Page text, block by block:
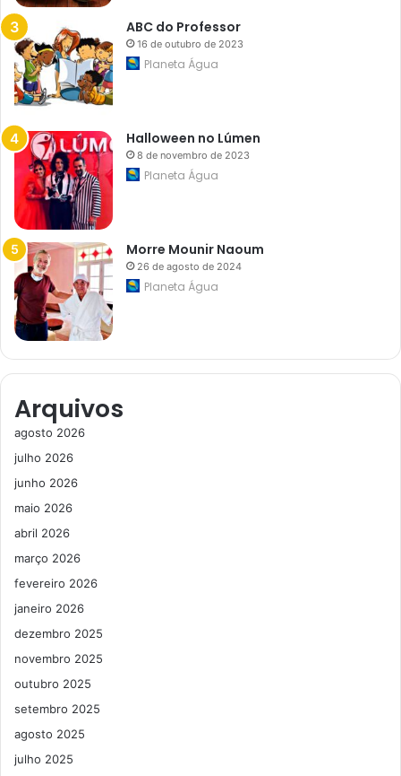
e
m
f
e
l
i
ABC do Professor
16 de outubro de 2023
Planeta Água
Halloween no Lúmen
8 de novembro de 2023
Planeta Água
Morre Mounir Naoum
26 de agosto de 2024
Planeta Água
Arquivos
agosto 2026
julho 2026
junho 2026
maio 2026
abril 2026
março 2026
fevereiro 2026
janeiro 2026
dezembro 2025
novembro 2025
outubro 2025
setembro 2025
agosto 2025
julho 2025